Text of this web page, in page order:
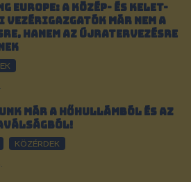
Europe: A közép- és kelet-
vezérigazgatók már nem a
hanem az újratervezésre
már a hőhullámból és az
KÖZÉRDEK